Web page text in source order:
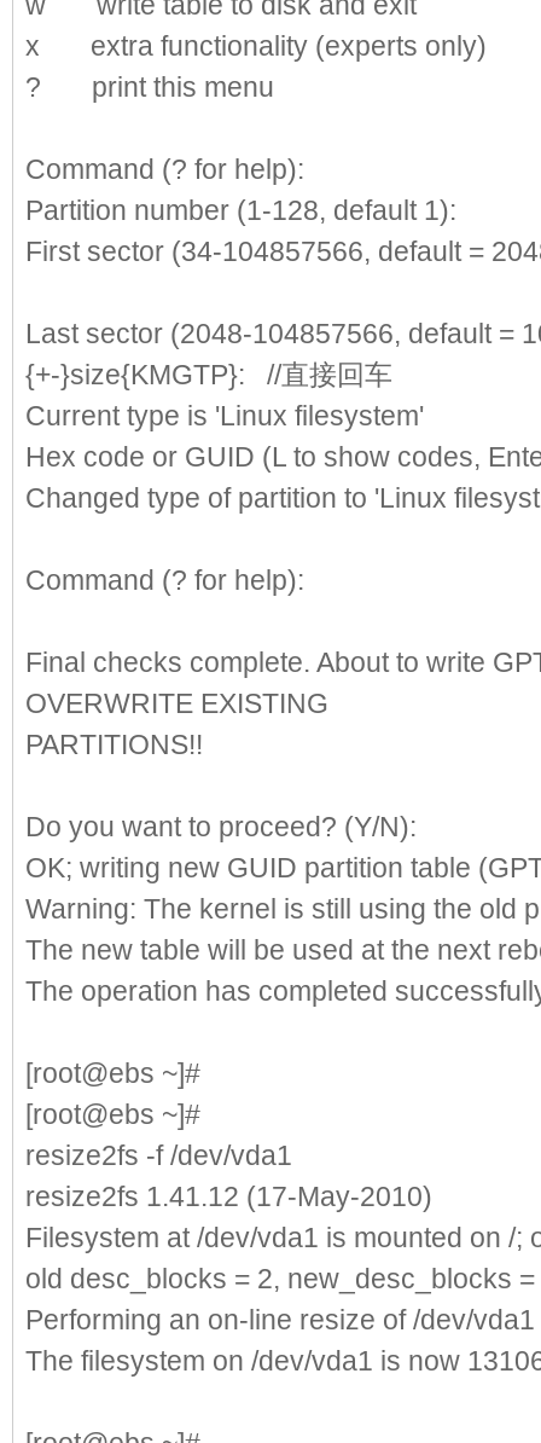
x extra functionality (experts only)
? print this menu
Command (? for help):
Partition number (1-128, default 1):
First sector (34-104857566, default =
Last sector (2048-104857566, default =
{+-}size{KMGTP}: //直接回车
Current type is 'Linux filesystem'
Hex code or GUID (L to show
Changed type of partition to 'Linux
Command (? for help):
Final checks complete. About to write
OVERWRITE EXISTING
PARTITIONS!!
Do you want to proceed? (Y/N):
OK; writing new GUID partition table
Warning: The kernel is still using the old
The new table will be used at the next
The operation has completed
[root@ebs ~]#
[root@ebs ~]#
resize2fs -f /dev/vda1
resize2fs 1.41.12 (17-May-2010)
Filesystem at /dev/vda1 is mounted on /;
old desc_blocks = 2, new_desc_blocks =
Performing an on-line resize of /dev/
The filesystem on /dev/vda1 is now